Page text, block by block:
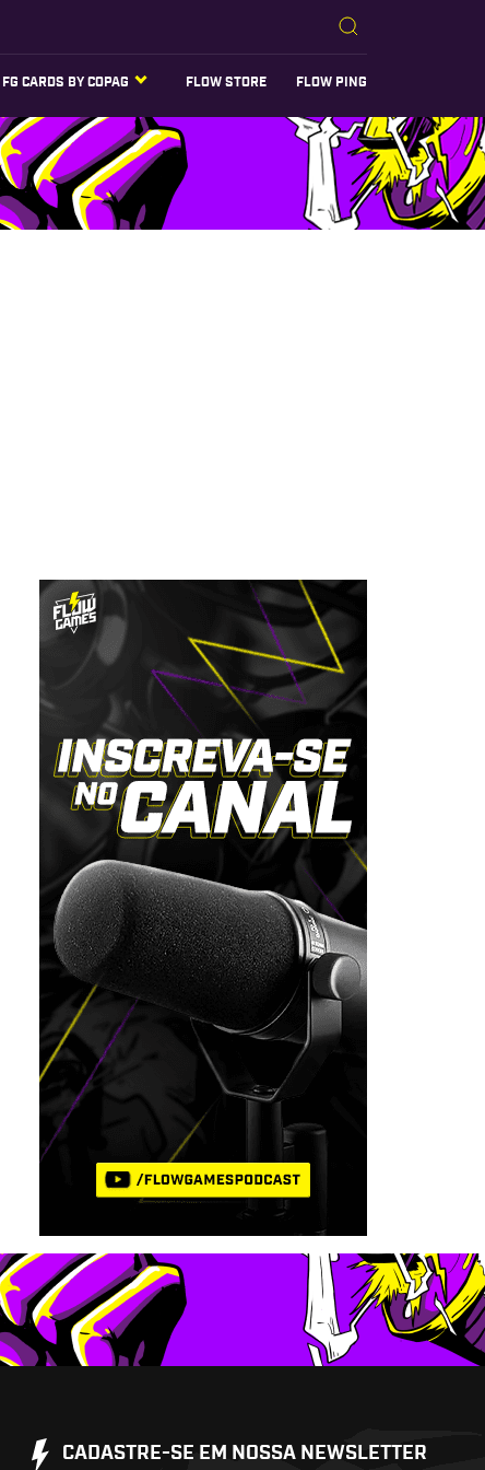
FG CARDS BY COPAG FLOW STORE FLOW PING
CADASTRE-SE EM NOSSA NEWSLETTER